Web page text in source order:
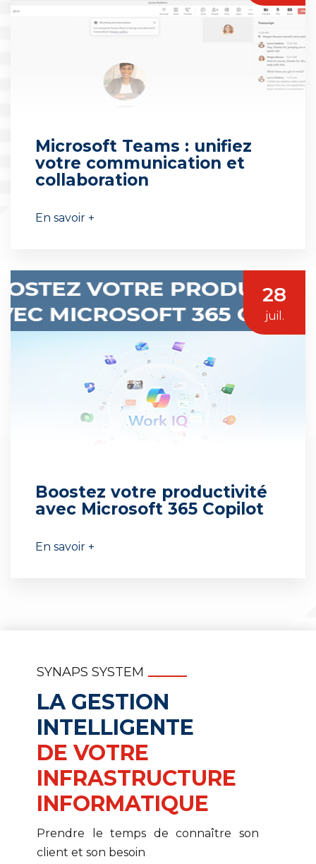
Microsoft Teams : unifiez
votre communication et
collaboration
En savoir +
28
juil.
Boostez votre productivité
avec Microsoft 365 Copilot
En savoir +
SYNAPS SYSTEM
LA GESTION
INTELLIGENTE
DE VOTRE
INFRASTRUCTURE
INFORMATIQUE
Prendre le temps de connaître son
client et son besoin